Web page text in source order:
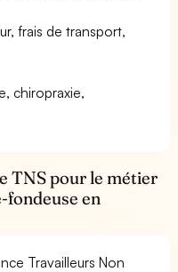
frais de transport,
chiropraxie,
TNS pour le métier
en
Travailleurs Non